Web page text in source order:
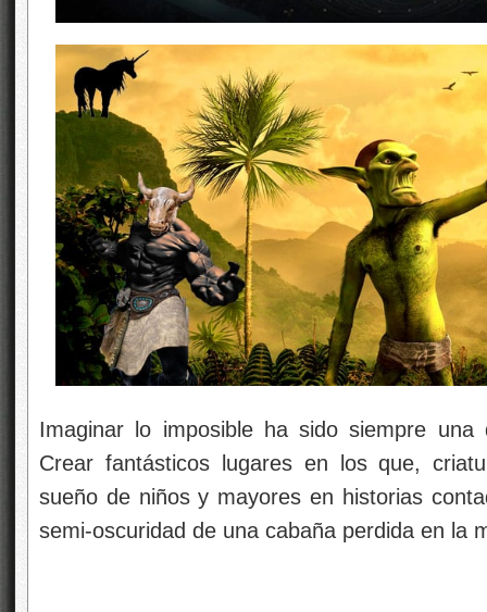
Imaginar lo imposible ha sido siempre una
Crear fantásticos lugares en los que,
sueño de niños y mayores en historias
semi-oscuridad de una cabaña perdida en la